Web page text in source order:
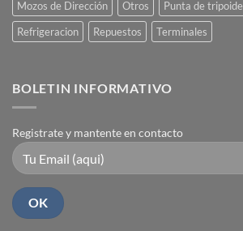
Mozos de Dirección
Otros Punta de tripoide
Refrigeracion
Repuestos Terminales
BOLETIN INFORMATIVO
Registrate y mantente en contacto